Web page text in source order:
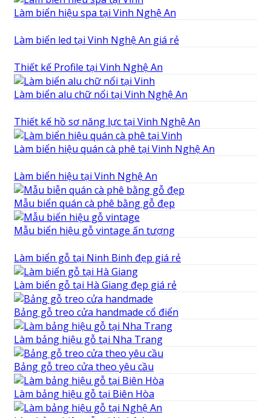
Làm biển hiệu spa tại Vinh Nghệ An
Làm biển led tại Vinh Nghệ An giá rẻ
Thiết kế Profile tại Vinh Nghệ An
Làm biển alu chữ nổi tại Vinh Nghệ An
Thiết kế hồ sơ năng lực tại Vinh Nghệ An
Làm biển hiệu quán cà phê tại Vinh Nghệ An
Làm biển hiệu tại Vinh Nghệ An
Mẫu biển quán cà phê bằng gỗ đẹp
Mẫu biển hiệu gỗ vintage ấn tượng
Làm biển gỗ tại Ninh Binh đẹp giá rẻ
Làm biển gỗ tại Hà Giang đẹp giá rẻ
Bảng gỗ treo cửa handmade cổ điển
Làm bảng hiệu gỗ tại Nha Trang
Bảng gỗ treo cửa theo yêu cầu
Làm bảng hiệu gỗ tại Biên Hòa